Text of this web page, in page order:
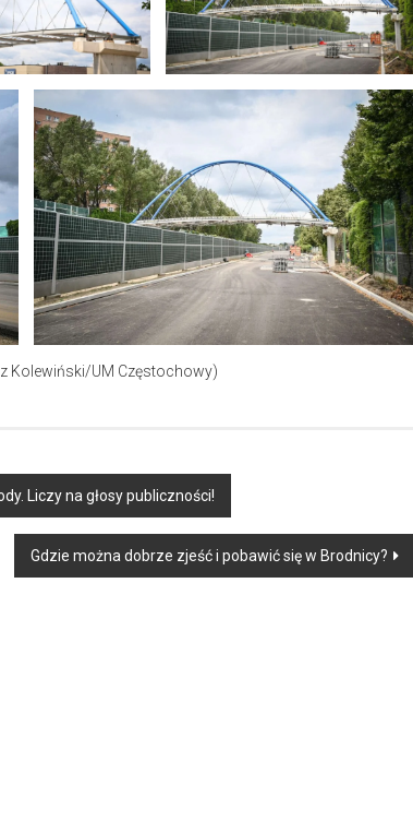
Kolewiński/UM Częstochowy)
Liczy na głosy publiczności!
Gdzie można dobrze zjeść i pobawić się w Brodnicy?